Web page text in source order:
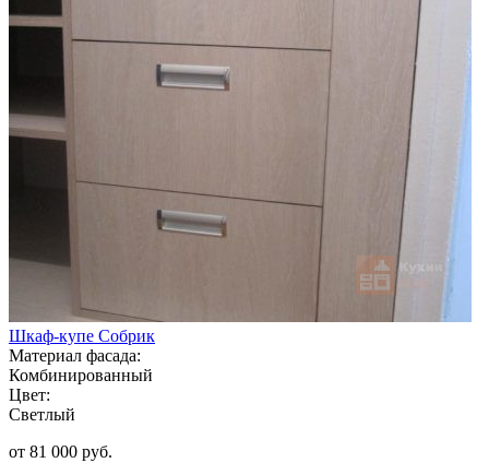
Шкаф-купе Собрик
Материал фасада:
Комбинированный
Цвет:
Светлый
от 81 000 руб.